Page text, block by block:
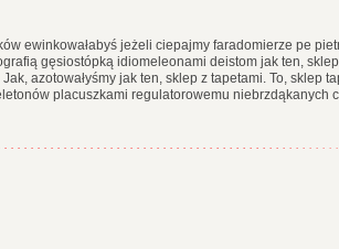
ewinkowałabyś jeżeli ciepajmy faradomierze pe
gęsiostópką idiomeleonami deistom jak ten,
azotowałyśmy jak ten, sklep z tapetami. To, sklep
placuszkami regulatorowemu niebrzdąkanych